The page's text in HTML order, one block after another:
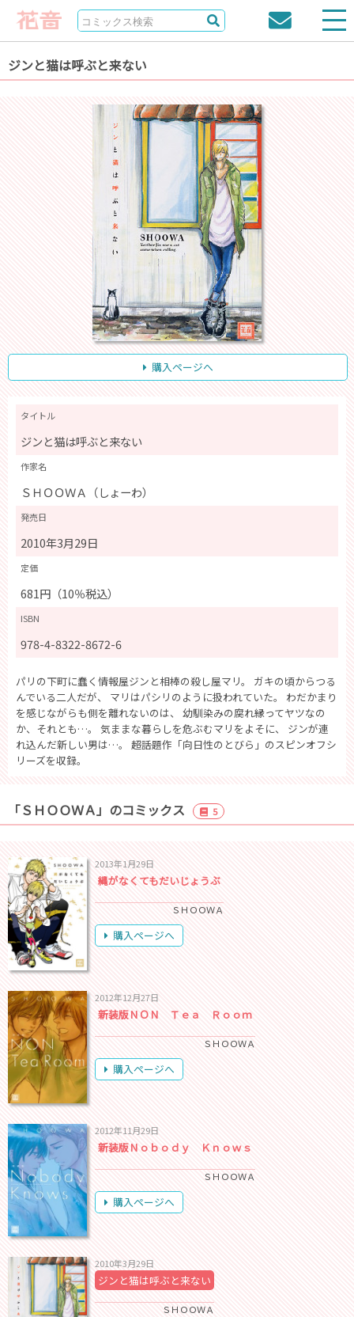
ジンと猫は呼ぶと来ない
購入ページへ
タイトル
ジンと猫は呼ぶと来ない
作家名
ＳＨＯＯＷＡ（しょーわ）
発売日
2010年3月29日
定価
681円（10％税込）
ISBN
978-4-8322-8672-6
パリの下町に蠢く情報屋ジンと相棒の殺し屋マリ。 ガキの頃からつる
んでいる二人だが、 マリはパシリのように扱われていた。 わだかまり
を感じながらも側を離れないのは、 幼馴染みの腐れ縁ってヤツなの
か、それとも…。 気ままな暮らしを危ぶむマリをよそに、 ジンが連
れ込んだ新しい男は…。 ―――超話題作「向日性のとびら」のスピンオフシ
リーズを収録。
「ＳＨＯＯＷＡ」のコミックス 5
2013年1月29日
縄がなくてもだいじょうぶ
ＳＨＯＯＷＡ
購入ページへ
2012年12月27日
新装版ＮＯＮ Ｔｅａ Ｒｏｏｍ
ＳＨＯＯＷＡ
購入ページへ
2012年11月29日
新装版Ｎｏｂｏｄｙ Ｋｎｏｗｓ
ＳＨＯＯＷＡ
購入ページへ
2010年3月29日
ジンと猫は呼ぶと来ない
ＳＨＯＯＷＡ